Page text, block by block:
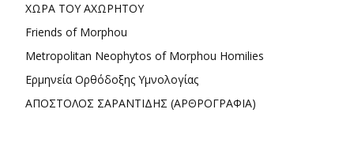
ΧΩΡΑ ΤΟΥ ΑΧΩΡΗΤΟΥ
Friends of Morphou
Metropolitan Neophytos of Morphou Homilies
Ερμηνεία Ορθόδοξης Υμνολογίας
ΑΠΟΣΤΟΛΟΣ ΣΑΡΑΝΤΙΔΗΣ (ΑΡΘΡΟΓΡΑΦΙΑ)